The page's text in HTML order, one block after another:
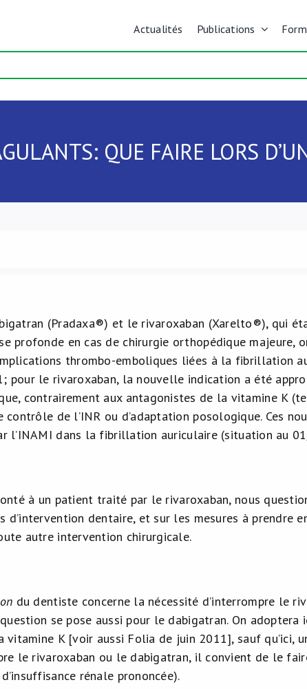
Actualités Publications
QUE FAIRE LORS
(Pradaxa®) et le rivaroxaban (Xarelto®), qui
profonde en cas de chirurgie orthopédique majeure,
thrombo-emboliques liées à la fibrillation
pour le rivaroxaban, la nouvelle indication a été
contrairement aux antagonistes de la vitamine K
contrôle de l’INR ou d’adaptation posologique. Ces
l’INAMI dans la fibrillation auriculaire (situation au
à un patient traité par le rivaroxaban, nous
d’intervention dentaire, et sur les mesures à prendre
autre intervention chirurgicale.
du dentiste concerne la nécessité d’interrompre le
se pose aussi pour le dabigatran. On adoptera
K [voir aussi Folia de juin 2011], sauf qu’ici,
le rivaroxaban ou le dabigatran, il convient de le
rénale prononcée).